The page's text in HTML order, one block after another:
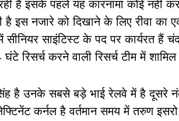
इसके पहले यह कारनामा कोई नहीं कर
इस नजारे को दिखाने के लिए रीवा का
साइंटिस्ट के पद पर कार्यरत हैं
रिसर्च करने वाली रिसर्च टीम में
है उनके सबसे बड़े भाई रेलवे में है दूसरे
कर्नल है वर्तमान समय में तरुण